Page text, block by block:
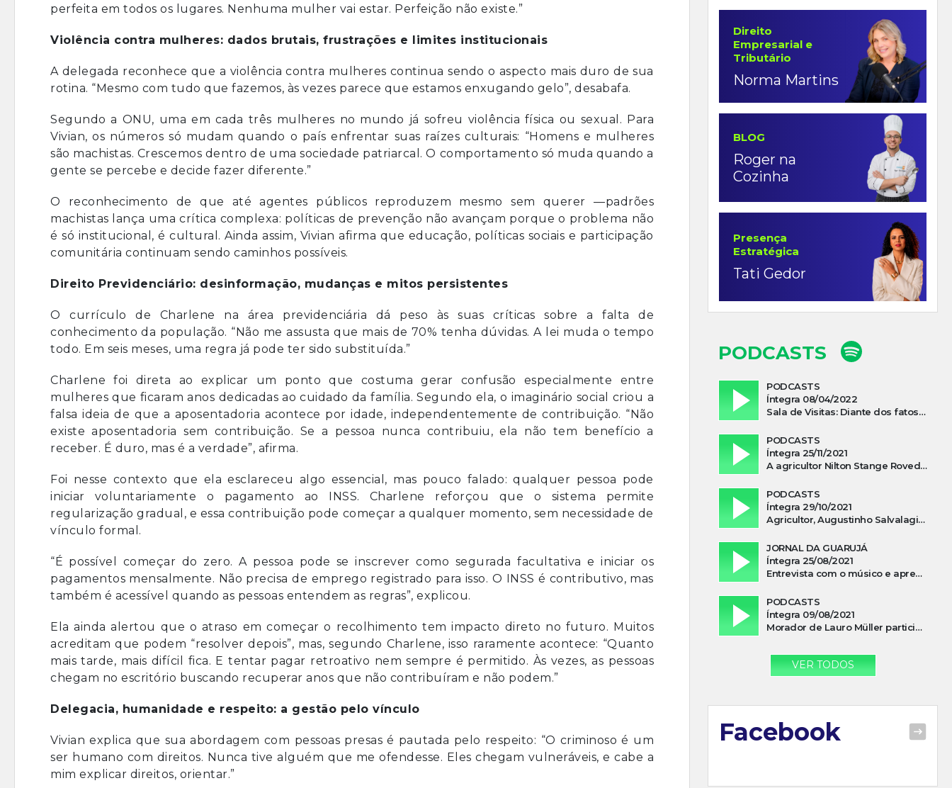
perfeita em todos os lugares. Nenhuma mulher vai estar. Perfeição não existe.”
Violência contra mulheres: dados brutais, frustrações e limites institucionais
A delegada reconhece que a violência contra mulheres continua sendo o aspecto mais duro de sua
rotina. “Mesmo com tudo que fazemos, às vezes parece que estamos enxugando gelo”, desabafa.
Segundo a ONU, uma em cada três mulheres no mundo já sofreu violência física ou sexual. Para
Vivian, os números só mudam quando o país enfrentar suas raízes culturais: “Homens e mulheres
são machistas. Crescemos dentro de uma sociedade patriarcal. O comportamento só muda quando a
gente se percebe e decide fazer diferente.”
O reconhecimento de que até agentes públicos reproduzem mesmo sem querer —padrões
machistas lança uma crítica complexa: políticas de prevenção não avançam porque o problema não
é só institucional, é cultural. Ainda assim, Vivian afirma que educação, políticas sociais e participação
comunitária continuam sendo caminhos possíveis.
Direito Previdenciário: desinformação, mudanças e mitos persistentes
O currículo de Charlene na área previdenciária dá peso às suas críticas sobre a falta de
conhecimento da população. “Não me assusta que mais de 70% tenha dúvidas. A lei muda o tempo
todo. Em seis meses, uma regra já pode ter sido substituída.”
Charlene foi direta ao explicar um ponto que costuma gerar confusão especialmente entre
mulheres que ficaram anos dedicadas ao cuidado da família. Segundo ela, o imaginário social criou a
falsa ideia de que a aposentadoria acontece por idade, independentemente de contribuição. “Não
existe aposentadoria sem contribuição. Se a pessoa nunca contribuiu, ela não tem benefício a
receber. É duro, mas é a verdade”, afirma.
Foi nesse contexto que ela esclareceu algo essencial, mas pouco falado: qualquer pessoa pode
iniciar voluntariamente o pagamento ao INSS. Charlene reforçou que o sistema permite
regularização gradual, e essa contribuição pode começar a qualquer momento, sem necessidade de
vínculo formal.
“É possível começar do zero. A pessoa pode se inscrever como segurada facultativa e iniciar os
pagamentos mensalmente. Não precisa de emprego registrado para isso. O INSS é contributivo, mas
também é acessível quando as pessoas entendem as regras”, explicou.
Ela ainda alertou que o atraso em começar o recolhimento tem impacto direto no futuro. Muitos
acreditam que podem “resolver depois”, mas, segundo Charlene, isso raramente acontece: “Quanto
mais tarde, mais difícil fica. E tentar pagar retroativo nem sempre é permitido. Às vezes, as pessoas
chegam no escritório buscando recuperar anos que não contribuíram e não podem.”
Delegacia, humanidade e respeito: a gestão pelo vínculo
Vivian explica que sua abordagem com pessoas presas é pautada pelo respeito: “O criminoso é um
ser humano com direitos. Nunca tive alguém que me ofendesse. Eles chegam vulneráveis, e cabe a
mim explicar direitos, orientar.”
Direito
Empresarial e
Tributário
Norma Martins
BLOG
Roger na
Cozinha
Presença
Estratégica
Tati Gedor
PODCASTS
PODCASTS
Íntegra 08/04/2022
Sala de Visitas: Diante dos fatos que influenciam a economia o que podemos esperar de 2022
PODCASTS
Íntegra 25/11/2021
A agricultor Nilton Stange Roveda, afirma ter recebido ajuda espiritual durante acidente
PODCASTS
Íntegra 29/10/2021
Agricultor, Augustinho Salvalagio, relata sobre aparição do Cavaleiro Negro no Rio das Furnas
JORNAL DA GUARUJÁ
Íntegra 25/08/2021
Entrevista com o músico e apresentador, Lismael Ferrareis, no Cidade e Campo
PODCASTS
Íntegra 09/08/2021
Morador de Lauro Müller participa de motociata em apoio a Bolsonaro
VER TODOS
Facebook